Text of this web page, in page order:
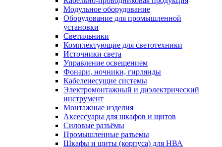
Модульное оборудование
Оборудование для промышленной
установки
Светильники
Комплектующие для светотехники
Источники света
Управление освещением
Фонари, ночники, гирлянды
Кабеленесущие системы
Электромонтажный и диэлектрический
инструмент
Монтажные изделия
Аксессуары для шкафов и щитов
Силовые разъёмы
Промышленные разъемы
Шкафы и щиты (корпуса) для НВА